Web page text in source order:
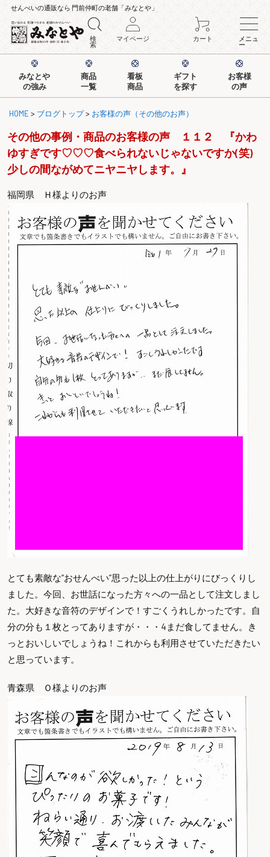
せんべいの通販なら 門前仲町の老舗「みなとや」
検
索
マイページ カート メニュ
ー
みなとや
の強み
商品
一覧
看板
商品
ギフト
を探す
お客様
の声
HOME > ブログトップ> お客様の声（その他のお声）
その他の事例・商品のお客様の声 １１２ 『かわ
ゆすぎです♡♡♡食べられないじゃないですか(笑)
少しの間ながめてニヤニヤします。』
福岡県 Ｈ様よりのお声
とても素敵な“おせんべい”思った以上の仕上がりにびっくりし
ました。今回、お世話になった方々への一品として注文しまし
た。大好きな音符のデザインで！すごくうれしかったです。自
分の分も１枚とってありますが・・・4まだ食してません。き
っとおいしいでしょうね！これからも利用させていただきたい
と思っています。
青森県 Ｏ様よりのお声